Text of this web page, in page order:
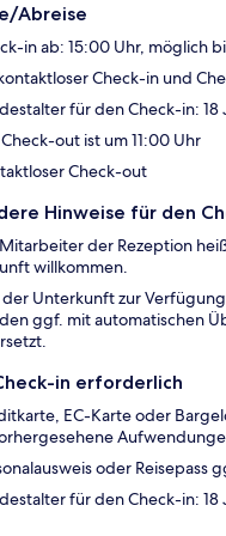
Abreise
in ab: 15:00 Uhr, möglich
Check-in und
für den Check-in: 18
out ist um 11:00 Uhr
Check-out
Hinweise für den
der Rezeption
willkommen.
der Unterkunft zur
ggf. mit automatischen
in erforderlich
EC-Karte oder
oder Reisepass
für den Check-in: 18